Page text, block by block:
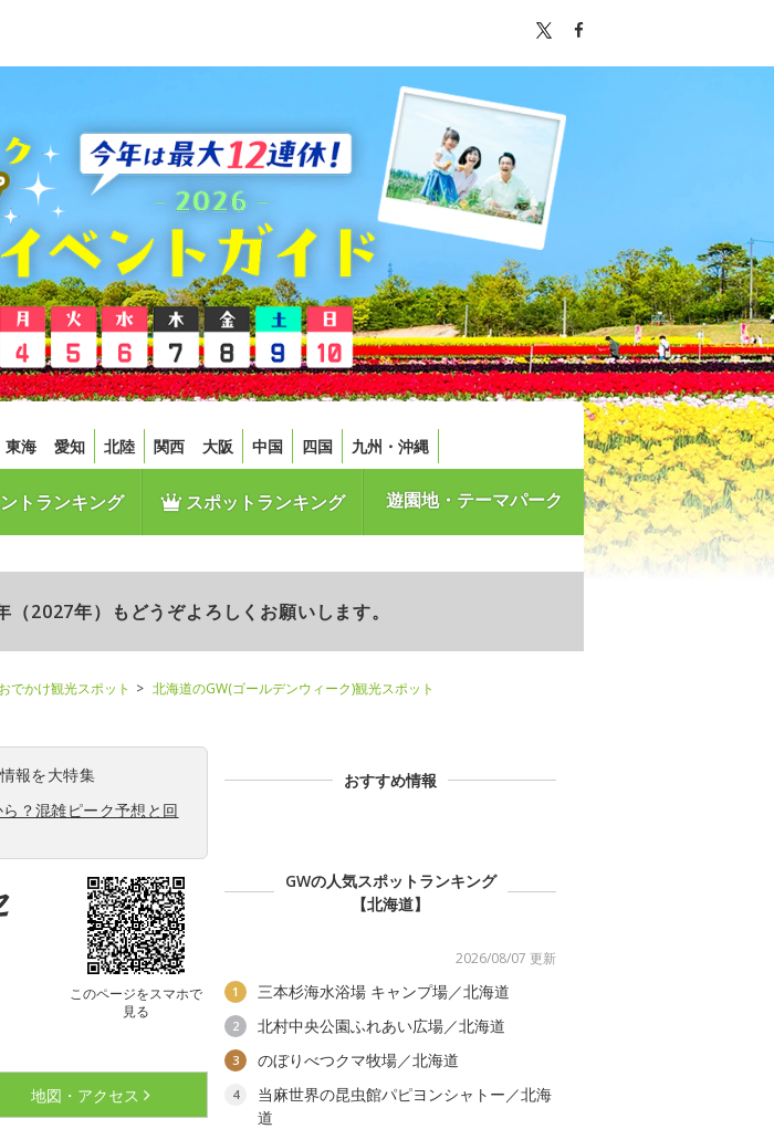
東海 愛知 北陸 関西 大阪 中国 四国 九州・沖縄
トランキング スポットランキング 遊園地・テーマパーク
2027年）もどうぞよろしくお願いします。
でかけ観光スポット
北海道のGW(ゴールデンウィーク)観光スポット
報を大特集
？混雑ピーク予想と回
このページをスマホで
見る
地図・アクセス
おすすめ情報
GWの人気スポットランキング
【北海道】
2026/08/07 更新
1 三本杉海水浴場 キャンプ場／北海道
2 北村中央公園ふれあい広場／北海道
3 のぼりべつクマ牧場／北海道
4
当麻世界の昆虫館パピヨンシャトー／北海
道